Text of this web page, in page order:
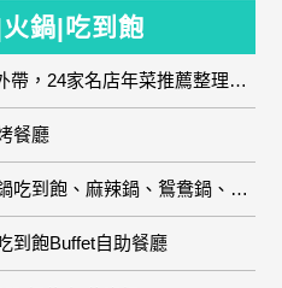
鍋|吃到飽
2024年菜預購、年菜宅配外帶，24家名店年菜推薦整理，圍爐輕鬆上菜團圓趣
餐廳
台中火鍋推薦|精選台中火鍋吃到飽、麻辣鍋、鴛鴦鍋、石頭火鍋、酸菜白肉鍋、海鮮鍋、燒酒雞、麻油雞、壽喜燒等熱門人氣火鍋店!
到飽Buffet自助餐廳